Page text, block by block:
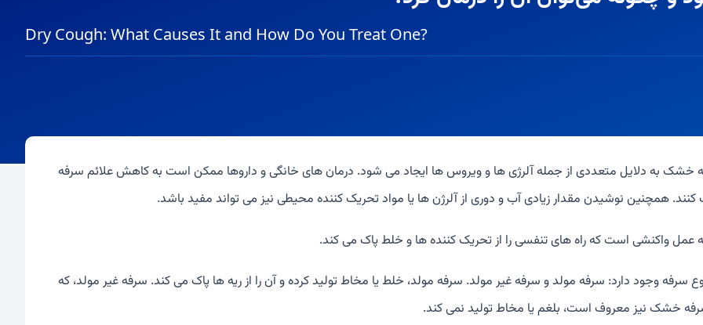
Dry Cough: What Causes It and How Do You Treat One?
خشک به دلایل متعددی از جمله آلرژی ها و ویروس ها ایجاد می شود. درمان های خانگی و داروها ممکن است به کاهش علائم سرفه
همچنین نوشیدن مقدار زیادی آب و دوری از آلرژن ها یا مواد تحریک کننده محیطی نیز می تواند مفید باشد.
عمل واکنشی است که راه های تنفسی را از تحریک کننده ها و خلط پاک می کند.
سرفه وجود دارد: سرفه مولد و سرفه غیر مولد. سرفه مولد، خلط یا مخاط تولید کرده و آن را از ریه ها پاک می کند. سرفه غیر مولد، که
خشک نیز معروف است، بلغم یا مخاط تولید نمی کند.